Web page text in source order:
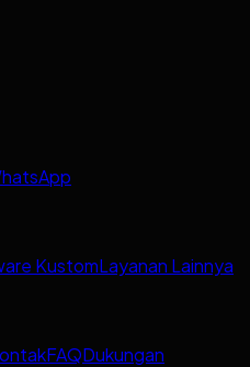
KustomLayanan Lainnya
FAQDukungan